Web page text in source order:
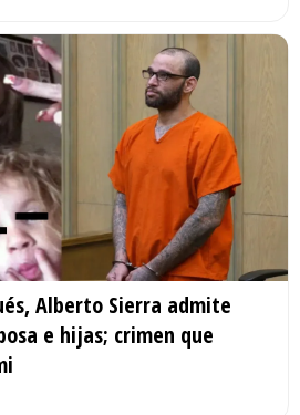
Alberto Sierra admite
e hijas; crimen que